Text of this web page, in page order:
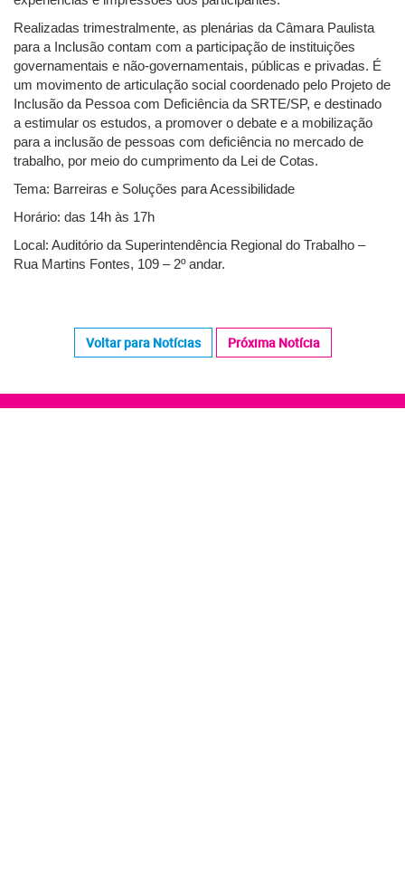
Realizadas trimestralmente, as plenárias da Câmara Paulista
para a Inclusão contam com a participação de instituições
governamentais e não-governamentais, públicas e privadas. É
um movimento de articulação social coordenado pelo Projeto de
Inclusão da Pessoa com Deficiência da SRTE/SP, e destinado
a estimular os estudos, a promover o debate e a mobilização
para a inclusão de pessoas com deficiência no mercado de
trabalho, por meio do cumprimento da Lei de Cotas.
Tema: Barreiras e Soluções para Acessibilidade
Horário: das 14h às 17h
Local: Auditório da Superintendência Regional do Trabalho –
Rua Martins Fontes, 109 – 2º andar.
Voltar para Notícias Próxima Notícia